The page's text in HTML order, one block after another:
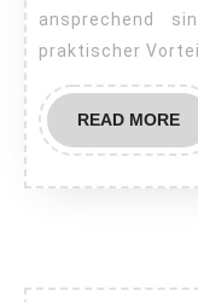
ansprechend
praktischer
READ MORE